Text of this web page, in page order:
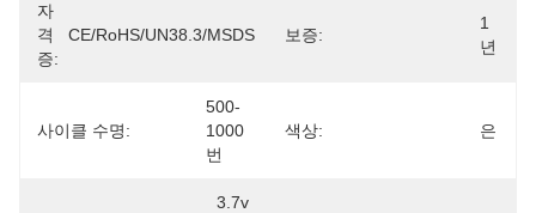
자
격
증:
CE/RoHS/UN38.3/MSDS 보증:
1
년
사이클 수명:
500-
1000
번
색상: 은
3.7v